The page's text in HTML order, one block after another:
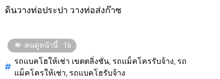
ดินวางท่อประปา วางท่อส่งก๊าซ
คนดูหน้านี้ : 16
รถแบคโฮให้เช่า เขตตลิ่งชัน, รถแม็คโครรับจ้าง, รถ
แม็คโครให้เช่า, รถแบคโฮรับจ้าง